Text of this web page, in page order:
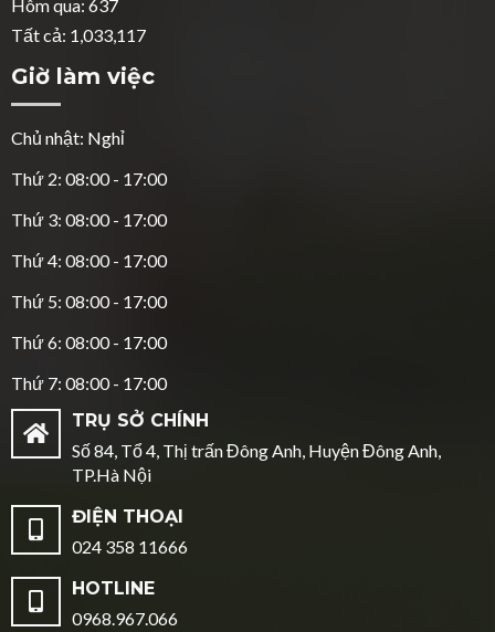
Hôm qua: 637
Tất cả: 1,033,117
Giờ làm việc
Chủ nhật: Nghỉ
Thứ 2: 08:00 - 17:00
Thứ 3: 08:00 - 17:00
Thứ 4: 08:00 - 17:00
Thứ 5: 08:00 - 17:00
Thứ 6: 08:00 - 17:00
Thứ 7: 08:00 - 17:00
TRỤ SỞ CHÍNH
Số 84, Tổ 4, Thị trấn Đông Anh, Huyện Đông Anh,
TP.Hà Nội
ĐIỆN THOẠI
024 358 11666
HOTLINE
0968.967.066